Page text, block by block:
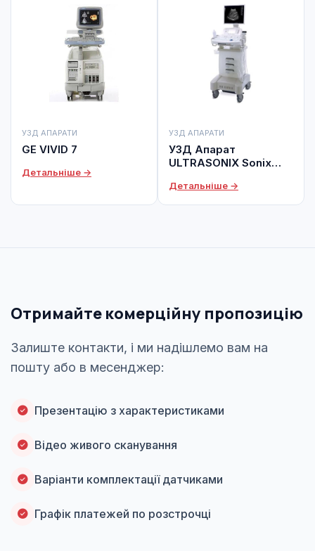
УЗД АПАРАТИ
GE VIVID 7
Детальніше →
УЗД АПАРАТИ
УЗД Апарат
ULTRASONIX Sonix
Детальніше →
Отримайте комерційну пропозицію
Залиште контакти, і ми надішлемо вам на
пошту або в месенджер:
Презентацію з характеристиками
Відео живого сканування
Варіанти комплектації датчиками
Графік платежей по розстрочці